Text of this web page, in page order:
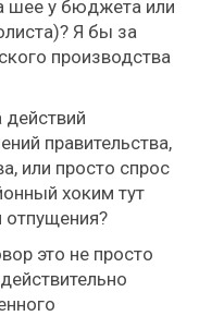
шее у бюджета или
Я бы за
производства
правительства,
или просто спрос
хоким тут
отпущения?
это не просто